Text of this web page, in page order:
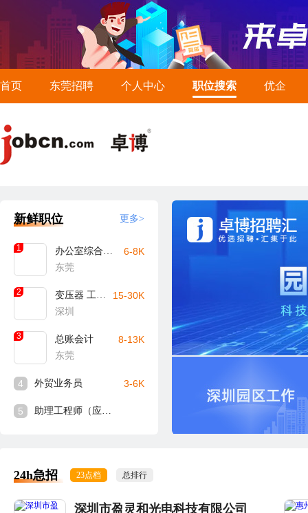
首页 东莞招聘 个人中心 职位搜索 优企
新鲜职位 更多>
1
办公室综合文员
东莞
6-8K
2
变压器 工艺工程师
深圳
15-30K
3
总账会计
东莞
8-13K
4 外贸业务员 3-6K
5 助理工程师（应届生可入）
24h急招 23点档 总排行
深圳市盈灵和光电科技有限公司